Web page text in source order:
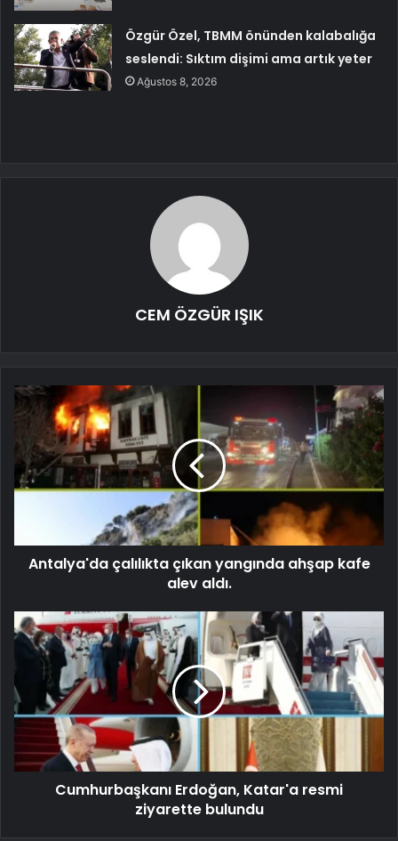
Özgür Özel, TBMM önünden kalabalığa
seslendi: Sıktım dişimi ama artık yeter
Ağustos 8, 2026
CEM ÖZGÜR IŞIK
Antalya'da çalılıkta çıkan yangında ahşap kafe
alev aldı.
Cumhurbaşkanı Erdoğan, Katar'a resmi
ziyarette bulundu